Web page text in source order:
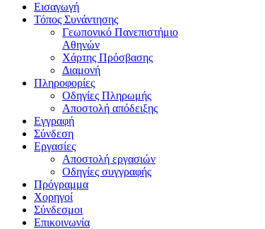
Εισαγωγή
Τόπος Συνάντησης
Γεωπονικό Πανεπιστήμιο
Αθηνών
Χάρτης Πρόσβασης
Διαμονή
Πληροφορίες
Οδηγίες Πληρωμής
Αποστολή απόδειξης
Εγγραφή
Σύνδεση
Εργασίες
Αποστολή εργασιών
Οδηγίες συγγραφής
Πρόγραμμα
Χορηγοί
Σύνδεσμοι
Επικοινωνία